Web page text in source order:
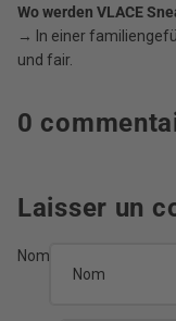
Wo werden VLACE
→ In einer
und fair.
0
Laisser un
Nom